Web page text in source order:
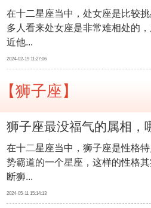
谁
在十二星座当中，处女座是比较
多人看来处女座是非常难相处的
近他...
2024-02-19 11:27:06
【狮子座】
狮子座最没福气的属相，
不好
在十二星座当中，狮子座是性格
势霸道的一个星座，这样的性格
断狮...
2024-05-11 15:14:13